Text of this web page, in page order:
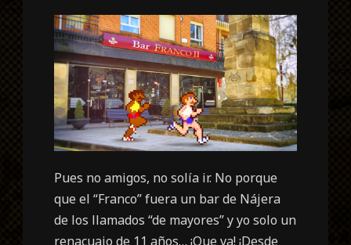
Pues no amigos, no solía ir. No porque
que el “Franco” fuera un bar de Nájera
de los llamados “de mayores” y yo solo un
renacuajo de 11 años… ¡Que va! ¡Desde